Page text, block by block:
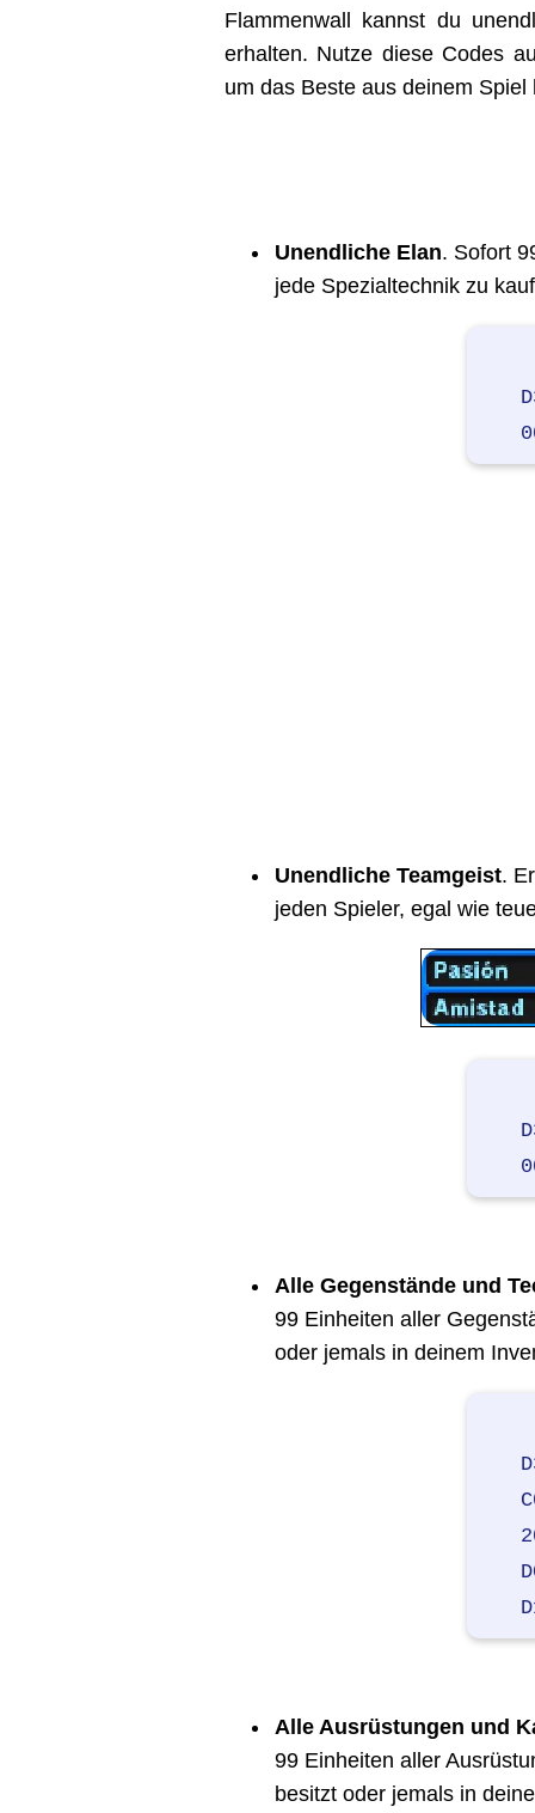
Flammenwall kannst du
erhalten. Nutze diese Codes
um das Beste aus deinem Spiel
Unendliche Elan. Sofort
jede Spezialtechnik zu
Unendliche Teamgeist.
jeden Spieler, egal wie
Alle Gegenstände und
99 Einheiten aller
oder jemals in deinem
Alle Ausrüstungen und
99 Einheiten aller
besitzt oder jemals in